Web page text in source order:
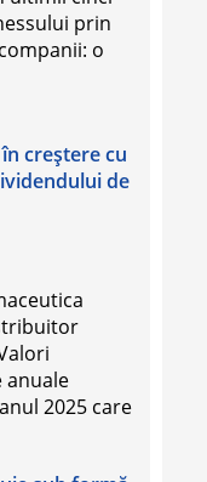
prin
o
creștere cu
de
anuale
2025 care